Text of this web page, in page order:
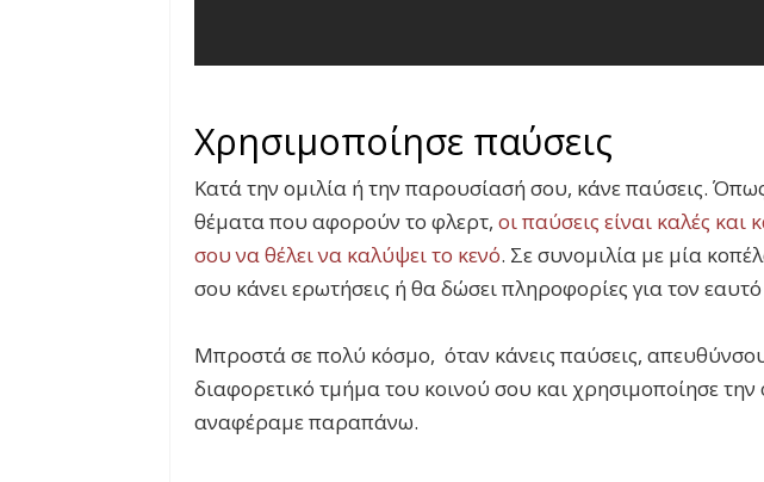
Χρησιμοποίησε παύσεις
Κατά την ομιλία ή την παρουσίασή σου, κάνε παύσεις.
θέματα που αφορούν το φλερτ, οι παύσεις είναι καλές
σου να θέλει να καλύψει το κενό. Σε συνομιλία με μία
σου κάνει ερωτήσεις ή θα δώσει πληροφορίες για τον εαυτό
Μπροστά σε πολύ κόσμο, όταν κάνεις παύσεις,
διαφορετικό τμήμα του κοινού σου και χρησιμοποίησε
αναφέραμε παραπάνω.